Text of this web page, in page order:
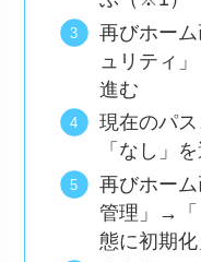
再びホー
ュリティ
進む
現在のパス
「なし」
再びホー
管理」→「
態に初期